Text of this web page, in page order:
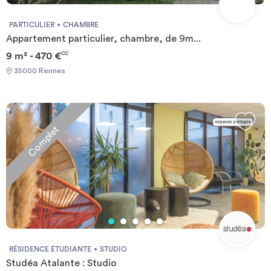
PARTICULIER CHAMBRE
Appartement particulier, chambre, de 9m...
9 m² - 470 €CC
35000 Rennes
Complet
RÉSIDENCE ÉTUDIANTE STUDIO
Studéa Atalante : Studio